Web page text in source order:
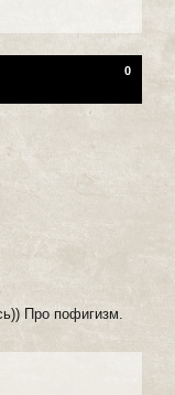
0
Про пофигизм.